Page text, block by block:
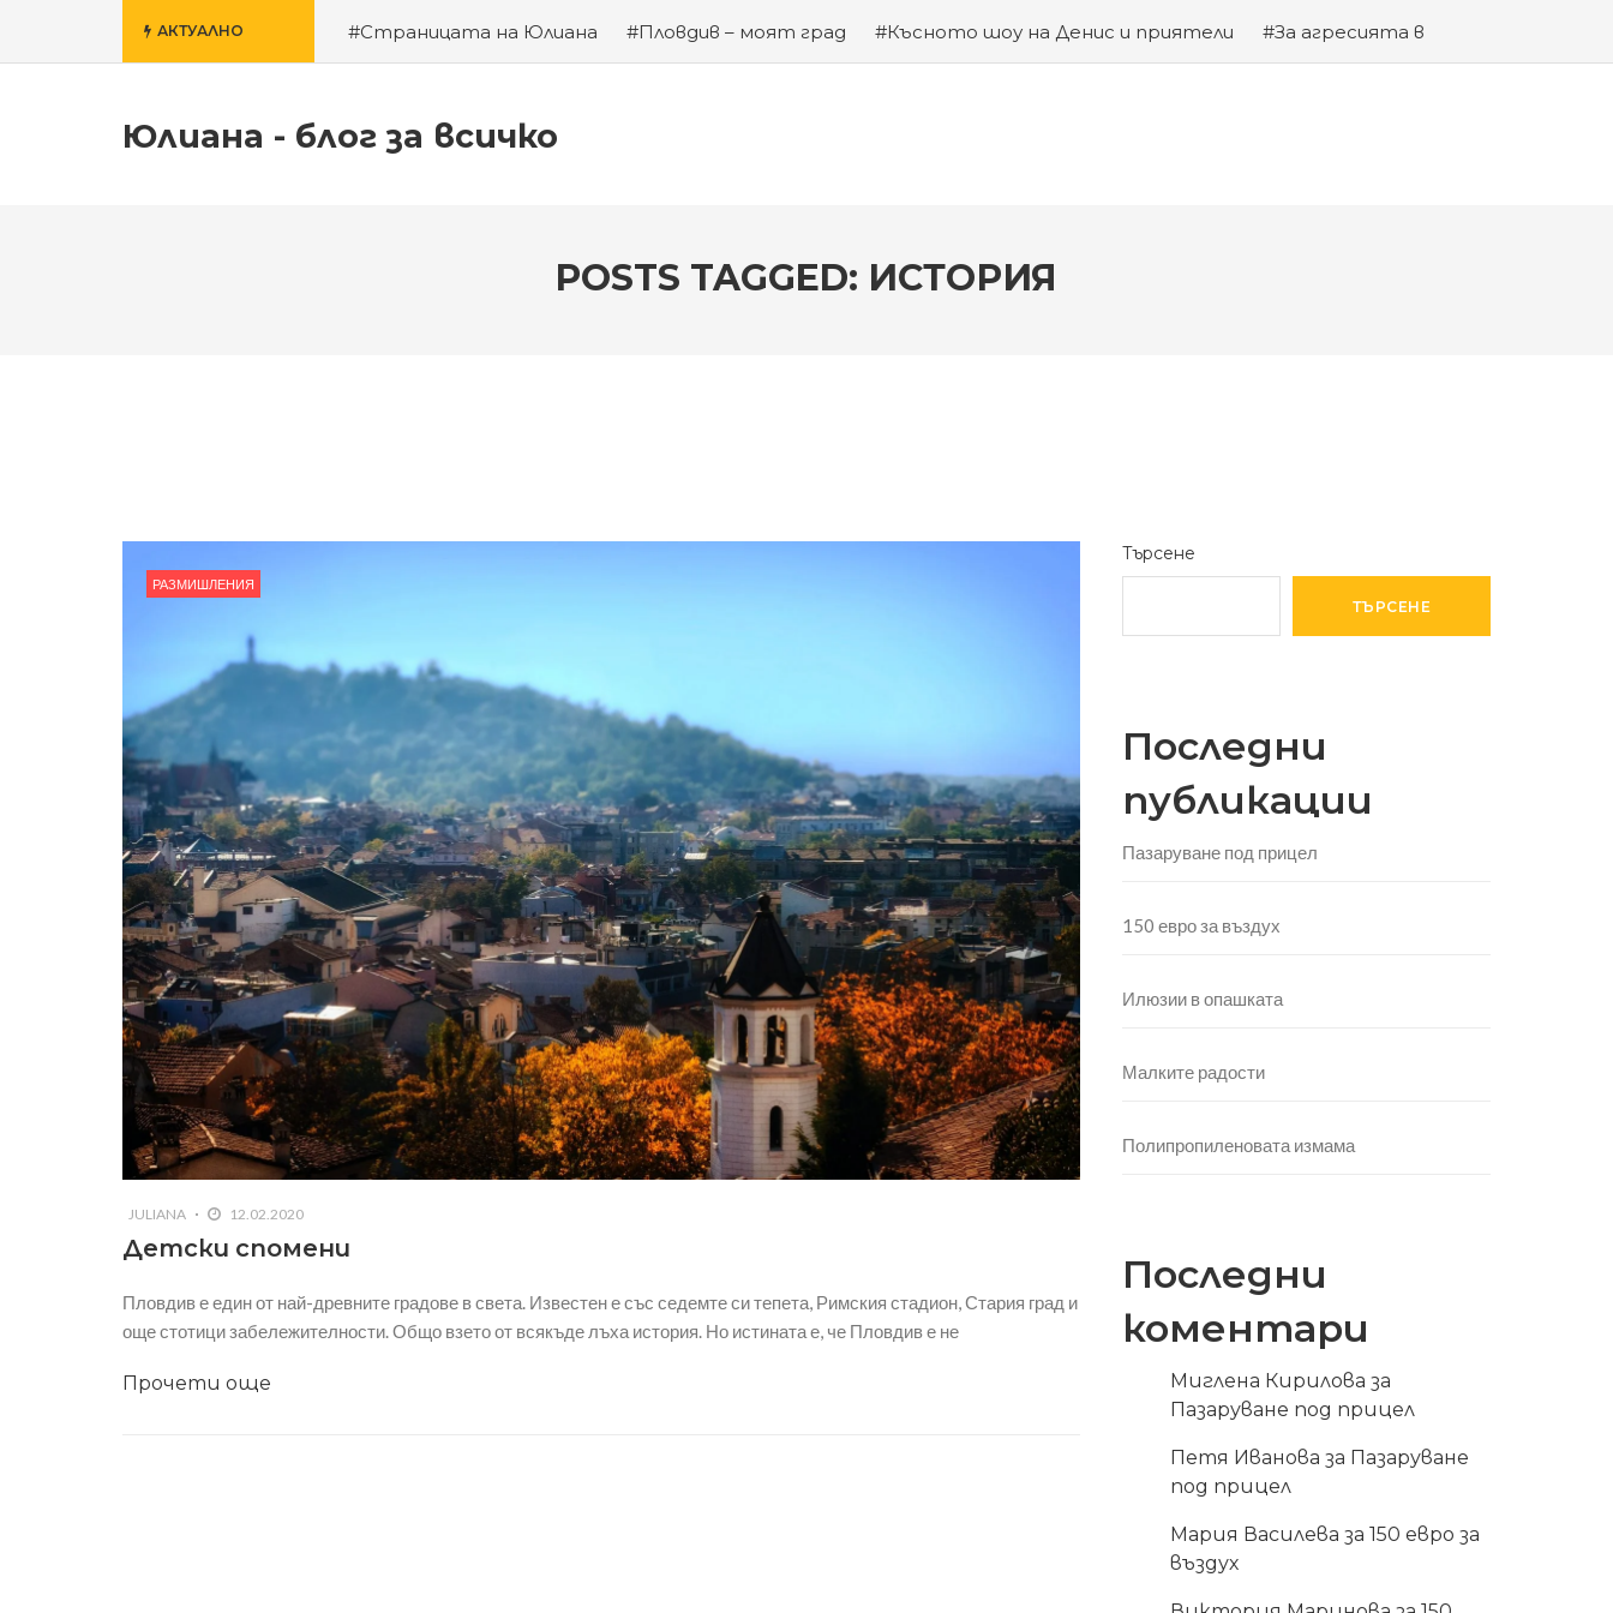
АКТУАЛНО #Страницата на Юлиана #Пловдив – моят град #Късното шоу на Денис и приятели
#За агресията в
училище
#За гроба на Левски #Хубаво местенце в Пловдив #Годината на Змията
Юлиана - блог за всичко
POSTS TAGGED: ИСТОРИЯ
РАЗМИШЛЕНИЯ
JULIANA 12.02.2020
Детски спомени
Пловдив е един от най-древните градове в света. Известен е със седемте си тепета, Римския стадион, Стария град и
още стотици забележителности. Общо взето от всякъде лъха история. Но истината е, че Пловдив е не
Прочети още
Търсене
ТЪРСЕНЕ
Последни
публикации
Пазаруване под прицел
150 евро за въздух
Илюзии в опашката
Малките радости
Полипропиленовата измама
Последни
коментари
Миглена Кирилова за
Пазаруване под прицел
Петя Иванова за Пазаруване
под прицел
Мария Василева за150 евро за
въздух